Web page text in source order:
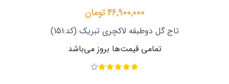
46,900,000 تومان
تاج گل دوطبقه لاکچری تبریک (کد:151)
تمامی قیمت‌ها بروز می‌باشد